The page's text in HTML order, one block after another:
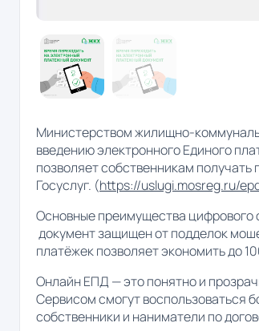
Министерством жилищно-
введению электронного Единого
позволяет собственникам
Госуслуг. (https://uslugi.mosreg.ru/
Основные преимущества цифрового
документ защищен от подделок
платёжек позволяет экономить до
Онлайн ЕПД — это понятно и
Сервисом смогут воспользоваться
собственники и наниматели по